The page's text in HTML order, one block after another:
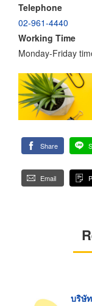
Telephone
02-961-4440
Working Time
Monday-Friday
Share
Email
บริษั